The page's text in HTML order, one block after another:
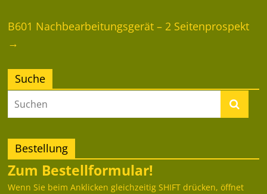
B601 Nachbearbeitungsgerät – 2 Seitenprospekt
→
Suche
Bestellung
Zum Bestellformular!
Wenn Sie beim Anklicken gleichzeitig SHIFT drücken, öffnet